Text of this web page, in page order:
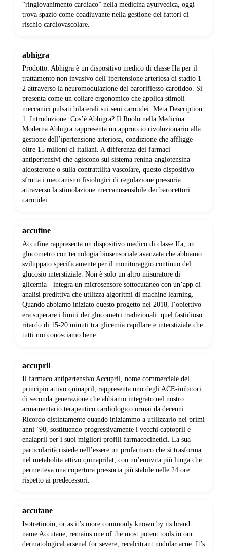
“ringiovanimento cardiaco” nella medicina ayurvedica, oggi
trova spazio come coadiuvante nella gestione dei fattori di
rischio cardiovascolare.
abhigra
Prodotto: Abhigra è un dispositivo medico di classe IIa per il
trattamento non invasivo dell’ipertensione arteriosa di stadio 1-
2 attraverso la neuromodulazione del baroriflesso carotideo. Si
presenta come un collare ergonomico che applica stimoli
meccanici pulsati bilaterali sui seni carotidei. Meta Description:
1. Introduzione: Cos’è Abhigra? Il Ruolo nella Medicina
Moderna Abhigra rappresenta un approccio rivoluzionario alla
gestione dell’ipertensione arteriosa, condizione che affligge
oltre 15 milioni di italiani. A differenza dei farmaci
antipertensivi che agiscono sul sistema renina-angiotensina-
aldosterone o sulla contrattilità vascolare, questo dispositivo
sfrutta i meccanismi fisiologici di regolazione pressoria
attraverso la stimolazione meccanosensibile dei barocettori
carotidei.
accufine
Accufine rappresenta un dispositivo medico di classe IIa, un
glucometro con tecnologia biosensoriale avanzata che abbiamo
sviluppato specificamente per il monitoraggio continuo del
glucosio interstiziale. Non è solo un altro misuratore di
glicemia - integra un microsensore sottocutaneo con un’app di
analisi predittiva che utilizza algoritmi di machine learning.
Quando abbiamo iniziato questo progetto nel 2018, l’obiettivo
era superare i limiti dei glucometri tradizionali: quel fastidioso
ritardo di 15-20 minuti tra glicemia capillare e interstiziale che
tutti noi conosciamo bene.
accupril
Il farmaco antipertensivo Accupril, nome commerciale del
principio attivo quinapril, rappresenta uno degli ACE-inibitori
di seconda generazione che abbiamo integrato nel nostro
armamentario terapeutico cardiologico ormai da decenni.
Ricordo distintamente quando iniziammo a utilizzarlo nei primi
anni ‘90, sostituendo progressivamente i vecchi captopril e
enalapril per i suoi migliori profili farmacocinetici. La sua
particolarità risiede nell’essere un profarmaco che si trasforma
nel metabolita attivo quinaprilat, con un’emivita più lunga che
permetteva una copertura pressoria più stabile nelle 24 ore
rispetto ai predecessori.
accutane
Isotretinoin, or as it’s more commonly known by its brand
name Accutane, remains one of the most potent tools in our
dermatological arsenal for severe, recalcitrant nodular acne. It’s